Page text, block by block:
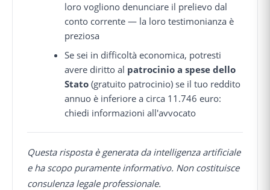
loro vogliono denunciare il prelievo dal
conto corrente — la loro testimonianza è
preziosa
Se sei in difficoltà economica, potresti
avere diritto al patrocinio a spese dello
Stato (gratuito patrocinio) se il tuo reddito
annuo è inferiore a circa 11.746 euro:
chiedi informazioni all'avvocato
Questa risposta è generata da intelligenza artificiale
e ha scopo puramente informativo. Non costituisce
consulenza legale professionale.